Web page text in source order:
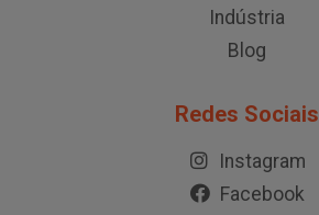
Indústria
Blog
Redes Sociais
Instagram
Facebook